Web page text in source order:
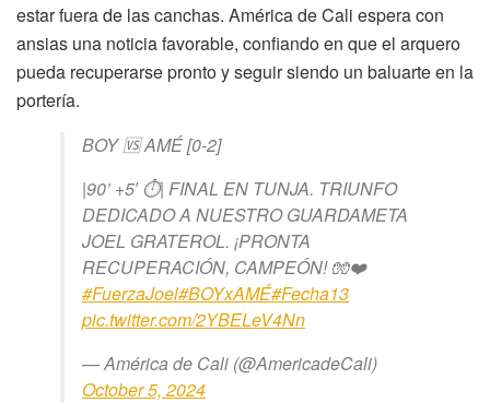
estar fuera de las canchas. América de Cali espera con
ansias una noticia favorable, confiando en que el arquero
pueda recuperarse pronto y seguir siendo un baluarte en la
portería.
BOY 🆚 AMÉ [0-2]
|90’ +5′ ⏱| FINAL EN TUNJA. TRIUNFO
DEDICADO A NUESTRO GUARDAMETA
JOEL GRATEROL. ¡PRONTA
RECUPERACIÓN, CAMPEÓN! 🧤❤️
#FuerzaJoel#BOYxAMÉ#Fecha13
pic.twitter.com/2YBELeV4Nn
— América de Cali (@AmericadeCali)
October 5, 2024